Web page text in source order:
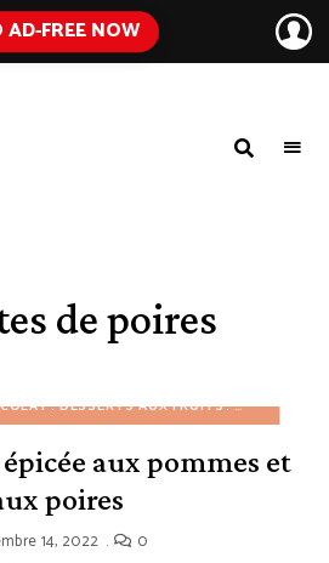
AD-FREE NOW
de poires
DESSERTS AUX FRUITS HIVER
aux pommes et
poires
14, 2022 0